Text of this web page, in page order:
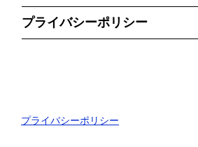
プライバシーポリシー
プライバシーポリシー